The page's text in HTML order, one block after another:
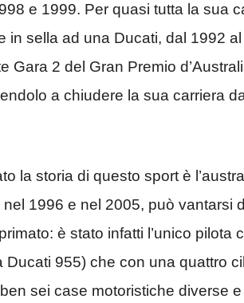
e 1999. Per quasi tutta la sua
in sella ad una Ducati, dal 1992
Gara 2 del Gran Premio
a chiudere la sua carriera
la storia di questo sport è
1996 e nel 2005, può vantarsi
è stato infatti l’unico pilota
955) che con una quattro
sei case motoristiche diverse